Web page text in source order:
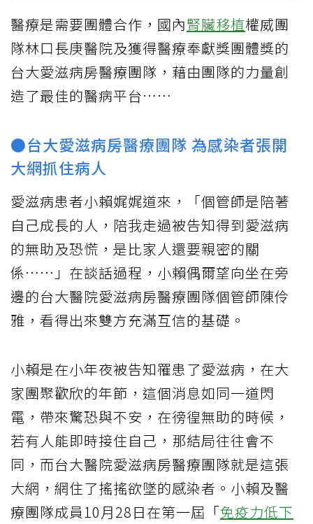
醫療是需要團體合作，國內腎臟移植權威團
隊林口長庚醫院及獲得醫療奉獻獎團體獎的
台大愛滋病房醫療團隊，藉由團隊的力量創
造了最佳的醫病平台⋯⋯
●台大愛滋病房醫療團隊 為感染者張開
大網抓住病人
愛滋病患者小賴娓娓道來，「個管師是陪著
自己成長的人，陪我走過被告知得到愛滋病
的無助及恐慌，是比家人還要親密的關
係⋯⋯」在談話過程，小賴偶爾望向坐在旁
邊的台大醫院愛滋病房醫療團隊個管師陳伶
雅，看得出來雙方充滿互信的基礎。
小賴是在小年夜被告知罹患了愛滋病，在大
家團聚歡欣的年節，這個消息如同一道閃
電，帶來驚恐與不安，在徬徨無助的時候，
若有人能即時接住自己，那結局往往會不
同，而台大醫院愛滋病房醫療團隊就是這張
大網，網住了搖搖欲墜的感染者。小賴及醫
療團隊成員10月28日在第一屆「免疫力低下